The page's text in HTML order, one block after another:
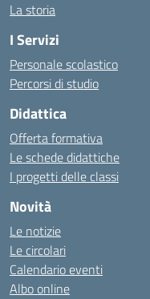
La storia
I Servizi
Personale scolastico
Percorsi di studio
Didattica
Offerta formativa
Le schede didattiche
I progetti delle classi
Novità
Le notizie
Le circolari
Calendario eventi
Albo online